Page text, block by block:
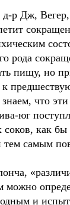
р Дж, Вегер,
рода
пищу, но
что
юг
как
тем самым
можно
и